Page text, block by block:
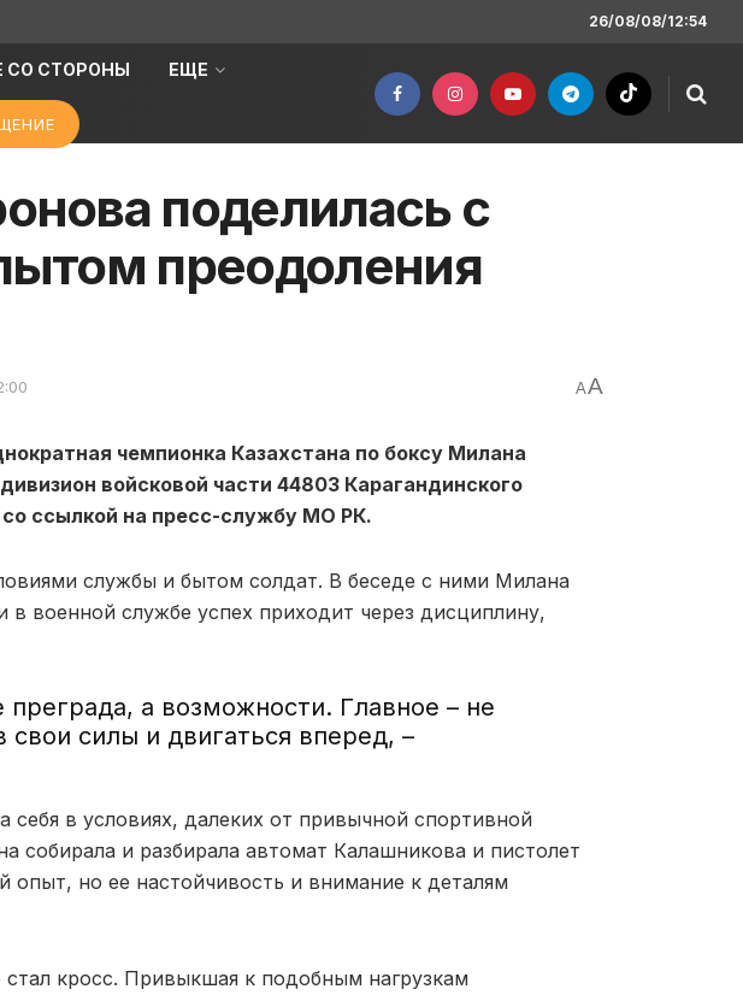
26/08/08/12:54
СО СТОРОНЫ ЕЩЕ
поделилась с
преодоления
AA
чемпионка Казахстана по боксу Милана
войсковой части 44803 Карагандинского
ссылкой на пресс-службу МО РК.
службы и бытом солдат. В беседе с ними Милана
в военной службе успех приходит через дисциплину,
преграда, а возможности. Главное – не
свои силы и двигаться вперед, –
себя в условиях, далеких от привычной спортивной
собирала и разбирала автомат Калашникова и пистолет
опыт, но ее настойчивость и внимание к деталям
кросс. Привыкшая к подобным нагрузкам